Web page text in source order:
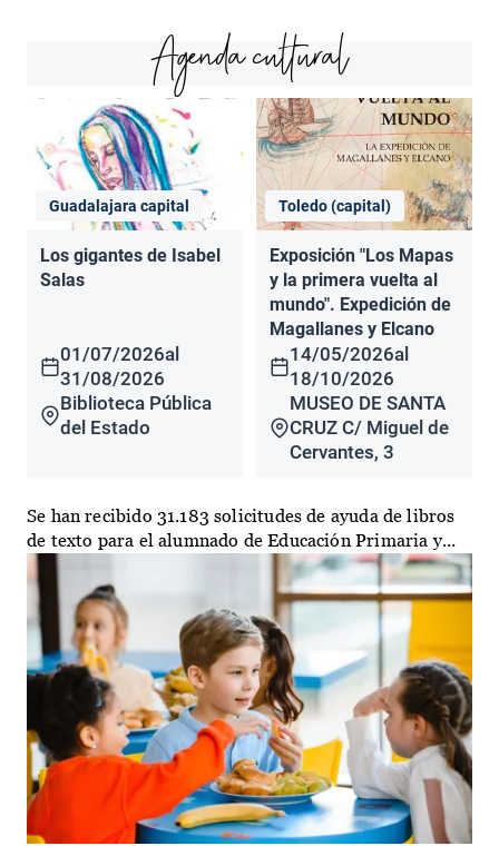
Agenda cultural
Guadalajara capital
Los gigantes de Isabel
Salas
01/07/2026al
31/08/2026
Biblioteca Pública
del Estado
Toledo (capital)
Exposición "Los Mapas
y la primera vuelta al
mundo". Expedición de
Magallanes y Elcano
14/05/2026al
18/10/2026
MUSEO DE SANTA
CRUZ C/ Miguel de
Cervantes, 3
Se han recibido 31.183 solicitudes de ayuda de libros
de texto para el alumnado de Educación Primaria y...